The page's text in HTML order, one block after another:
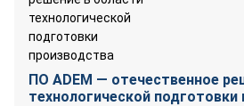
ПО ADEM — отечественное
технологической подготовки